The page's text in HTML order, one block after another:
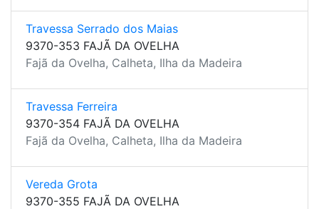
Travessa Serrado dos Maias
9370-353 FAJÃ DA OVELHA
Fajã da Ovelha, Calheta, Ilha da Madeira
Travessa Ferreira
9370-354 FAJÃ DA OVELHA
Fajã da Ovelha, Calheta, Ilha da Madeira
Vereda Grota
9370-355 FAJÃ DA OVELHA